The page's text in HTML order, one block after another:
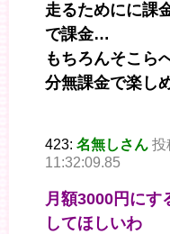
走るためにに課
で課金…
もちろんそこら
分無課金で楽し
423: 名無しさん 投
11:32:09.85
月額3000円にす
してほしいわ